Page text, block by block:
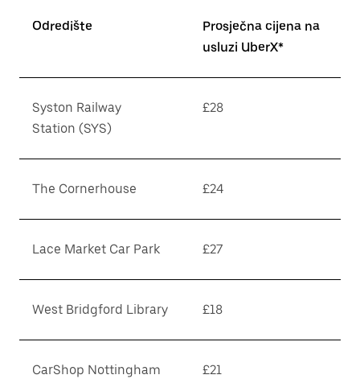
Odredište
Prosječna cijena na
usluzi UberX*
Syston Railway
Station (SYS)
£28
The Cornerhouse £24
Lace Market Car Park £27
West Bridgford Library £18
CarShop Nottingham £21